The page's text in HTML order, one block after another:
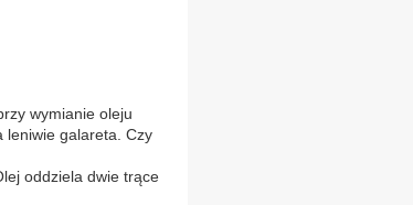
wymianie oleju
leniwie galareta. Czy
oddziela dwie trące